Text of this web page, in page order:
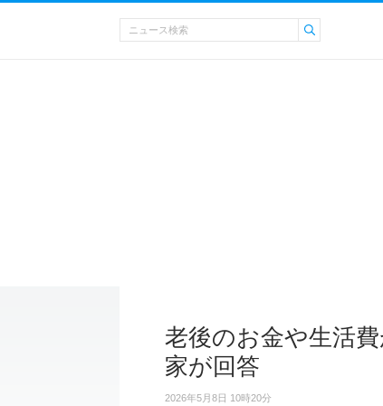
老後のお金や生活
家が回答
2026年5月8日 10時20分